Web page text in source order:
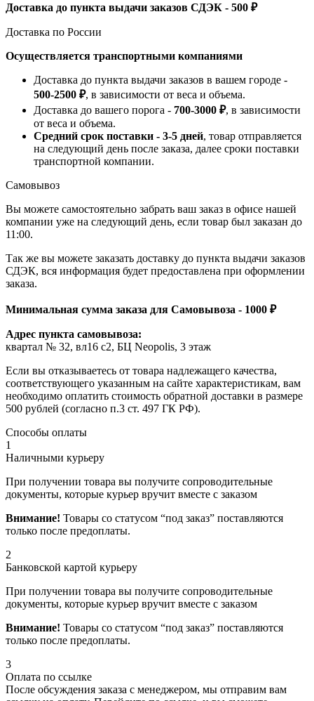
Доставка до пункта выдачи заказов СДЭК - 500 ₽
Доставка по России
Осуществляется транспортными компаниями
Доставка до пункта выдачи заказов в вашем городе -
500-2500 ₽, в зависимости от веса и объема.
Доставка до вашего порога - 700-3000 ₽, в зависимости
от веса и объема.
Средний срок поставки - 3-5 дней, товар отправляется
на следующий день после заказа, далее сроки поставки
транспортной компании.
Самовывоз
Вы можете самостоятельно забрать ваш заказ в офисе нашей
компании уже на следующий день, если товар был заказан до
11:00.
Так же вы можете заказать доставку до пункта выдачи заказов
СДЭК, вся информация будет предоставлена при оформлении
заказа.
Минимальная сумма заказа для Самовывоза - 1000 ₽
Адрес пункта самовывоза:
квартал № 32, вл16 с2, БЦ Neopolis, 3 этаж
Если вы отказываетесь от товара надлежащего качества,
соответствующего указанным на сайте характеристикам, вам
необходимо оплатить стоимость обратной доставки в размере
500 рублей (согласно п.3 ст. 497 ГК РФ).
Способы оплаты
1
Наличными курьеру
При получении товара вы получите сопроводительные
документы, которые курьер вручит вместе с заказом
Внимание! Товары со статусом “под заказ” поставляются
только после предоплаты.
2
Банковской картой курьеру
При получении товара вы получите сопроводительные
документы, которые курьер вручит вместе с заказом
Внимание! Товары со статусом “под заказ” поставляются
только после предоплаты.
3
Оплата по ссылке
После обсуждения заказа с менеджером, мы отправим вам